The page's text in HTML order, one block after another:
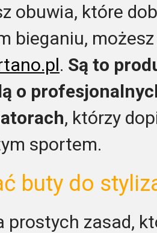
obuwia, które
bieganiu,
. Są to
o
, którzy
sportem.
buty do
prostych zasad,